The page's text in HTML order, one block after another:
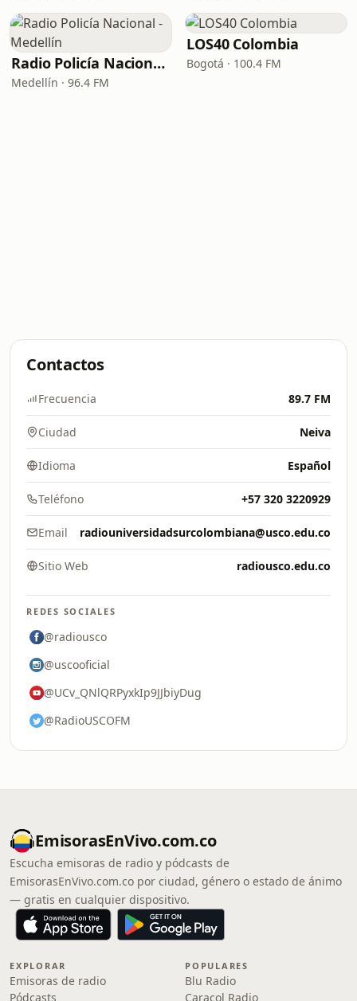
Radio Policía Nacional - Medellín
Medellín · 96.4 FM
LOS40 Colombia
Bogotá · 100.4 FM
Contactos
Frecuencia 89.7 FM
Ciudad Neiva
Idioma Español
Teléfono +57 320 3220929
Email radiouniversidadsurcolombiana@usco.edu.co
Sitio Web radiousco.edu.co
REDES SOCIALES
@radiousco
@uscooficial
@UCv_QNlQRPyxkIp9JJbiyDug
@RadioUSCOFM
EmisorasEnVivo.com.co
Escucha emisoras de radio y pódcasts de
EmisorasEnVivo.com.co por ciudad, género o estado de ánimo
— gratis en cualquier dispositivo.
EXPLORAR
Emisoras de radio
Pódcasts
POPULARES
Blu Radio
Caracol Radio